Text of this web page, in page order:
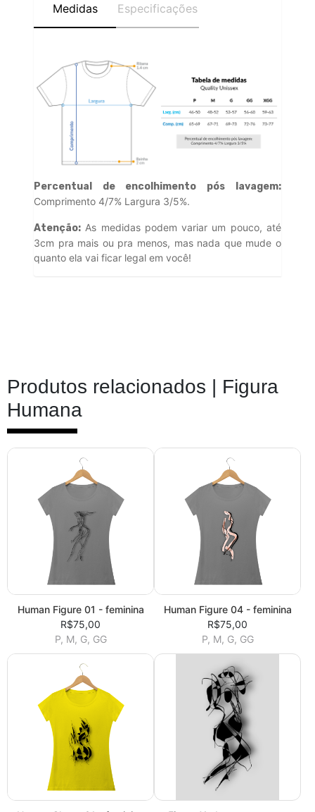
Medidas Especificações
Percentual de encolhimento pós lavagem:
Comprimento 4/7% Largura 3/5%.
Atenção: As medidas podem variar um pouco, até
3cm pra mais ou pra menos, mas nada que mude o
quanto ela vai ficar legal em você!
Produtos relacionados | Figura
Humana
Human Figure 01 - feminina
R$75,00
P, M, G, GG
Human Figure 04 - feminina
R$75,00
P, M, G, GG